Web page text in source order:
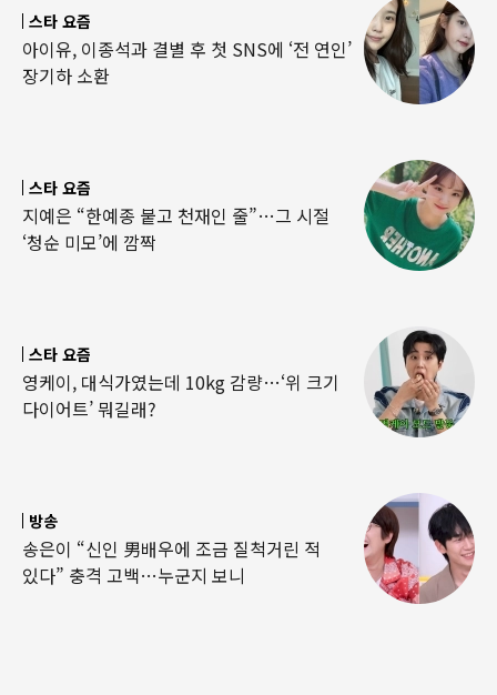
스타 요즘
아이유, 이종석과 결별 후 첫 SNS에 ‘전 연인’
장기하 소환
스타 요즘
지예은 “한예종 붙고 천재인 줄”…그 시절
‘청순 미모’에 깜짝
스타 요즘
영케이, 대식가였는데 10kg 감량…‘위 크기
다이어트’ 뭐길래?
방송
송은이 “신인 男배우에 조금 질척거린 적
있다” 충격 고백…누군지 보니